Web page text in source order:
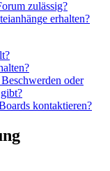
zulässig?
erhalten?
oder
kontaktieren?